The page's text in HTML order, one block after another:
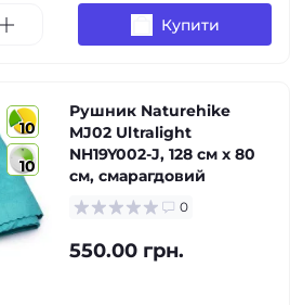
Купити
10
10
Рушник Naturehike
MJ02 Ultralight
NH19Y002-J, 128 см х 80
см, смарагдовий
0
550.00 грн.